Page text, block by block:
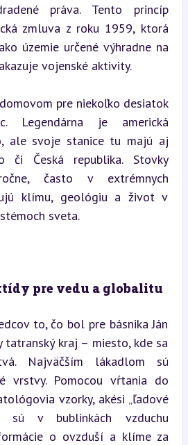
práva. Tento princíp
zmluva z roku 1959, ktorá
územie určené výhradne na
vojenské aktivity.
pre niekoľko desiatok
Legendárna je americká
ale svoje stanice tu majú aj
či Česká republika. Stovky
často v extrémnych
klímu, geológiu a život v
sveta.
pre vedu a globalitu
to, čo bol pre básnika Ján
tatranský kraj – miesto, kde sa
Najväčším lákadlom sú
vrstvy. Pomocou vŕtania do
vzorky, akési „ľadové
sú v bublinkách vzduchu
o ovzduší a klíme za